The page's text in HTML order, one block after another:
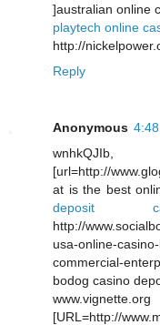
]australian online
playtech online
http://
Reply
Anonymous
wnhkQJIb,
[url=http://
at is the best
deposit
http://
usa-online-
commercial-
bodog casino
www.vignette.org
[URL=http://